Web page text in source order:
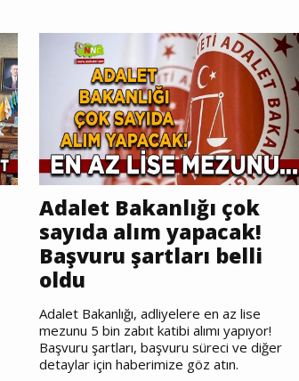
Adalet Bakanlığı çok
sayıda alım yapacak!
Başvuru şartları belli
oldu
Adalet Bakanlığı, adliyelere en az lise
mezunu 5 bin zabıt katibi alımı yapıyor!
Başvuru şartları, başvuru süreci ve diğer
detaylar için haberimize göz atın.